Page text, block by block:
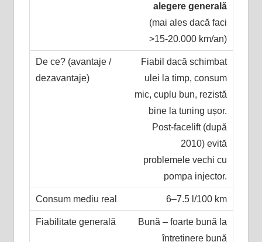
alegere generală
(mai ales dacă faci
>15-20.000 km/an)
Fiabil dacă schimbat
ulei la timp, consum
mic, cuplu bun, rezistă
bine la tuning ușor.
Post-facelift (după
2010) evită
problemele vechi cu
pompa injector.
6–7.5 l/100 km
Bună – foarte bună la
întreținere bună